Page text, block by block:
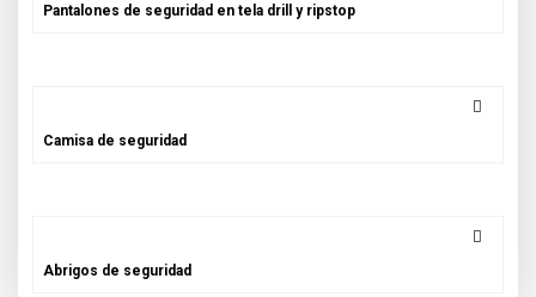
Pantalones de seguridad en tela drill y ripstop
Camisa de seguridad
Abrigos de seguridad